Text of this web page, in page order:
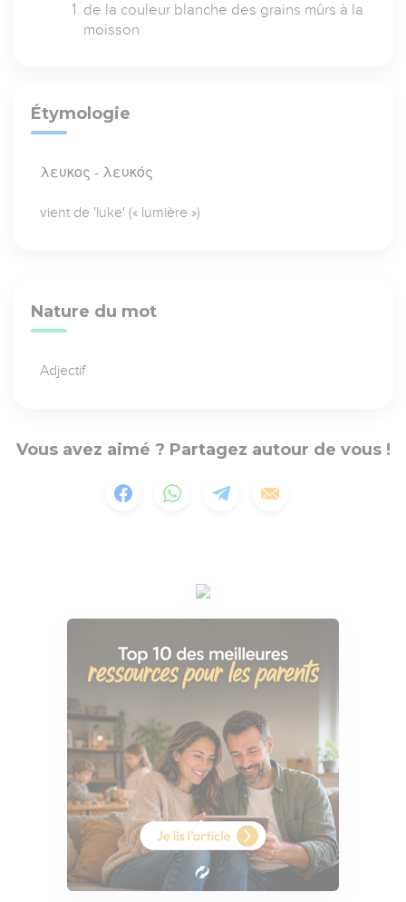
de la couleur blanche des grains mûrs à la
moisson
Étymologie
λευκος - λευκός
vient de 'luke' (« lumière »)
Nature du mot
Adjectif
Vous avez aimé ? Partagez autour de vous !